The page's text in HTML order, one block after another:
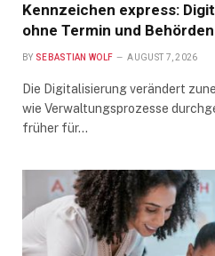
Kennzeichen express:
ohne Termin und
BY SEBASTIAN WOLF AUGUST 7, 2026
Die Digitalisierung verändert
wie Verwaltungsprozesse
früher für…